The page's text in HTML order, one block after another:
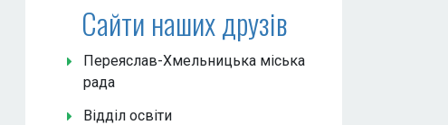
Сайти наших друзів
Переяслав-Хмельницька міська
рада
Відділ освіти